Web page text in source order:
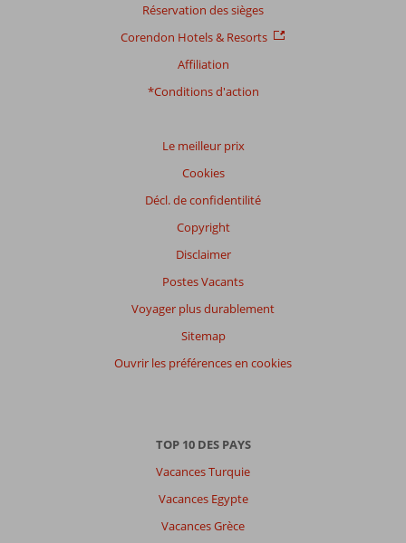
Réservation des sièges
Corendon Hotels & Resorts
Affiliation
*Conditions d'action
Le meilleur prix
Cookies
Décl. de confidentilité
Copyright
Disclaimer
Postes Vacants
Voyager plus durablement
Sitemap
Ouvrir les préférences en cookies
TOP 10 DES PAYS
Vacances Turquie
Vacances Egypte
Vacances Grèce